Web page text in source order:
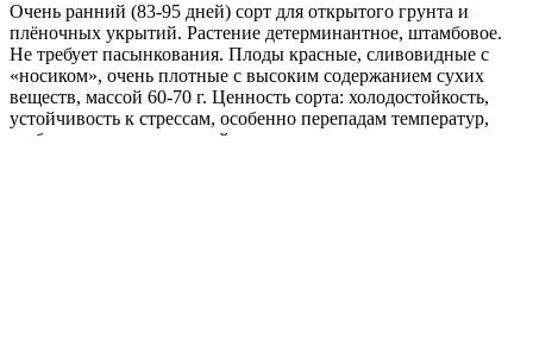
Очень ранний (83-95 дней) сорт для открытого грунта и
плёночных укрытий. Растение детерминантное, штамбовое.
Не требует пасынкования. Плоды красные, сливовидные с
«носиком», очень плотные с высоким содержанием сухих
веществ, массой 60-70 г. Ценность сорта: холодостойкость,
устойчивость к стрессам, особенно перепадам температур,
стабильно высокая урожайность, пригодность для